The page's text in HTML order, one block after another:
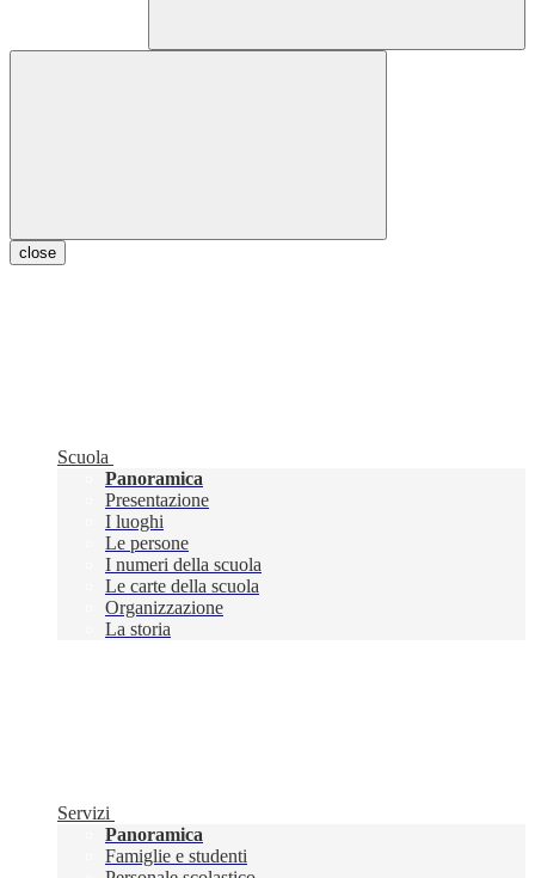
close
Scuola
Panoramica
Presentazione
I luoghi
Le persone
I numeri della scuola
Le carte della scuola
Organizzazione
La storia
Servizi
Panoramica
Famiglie e studenti